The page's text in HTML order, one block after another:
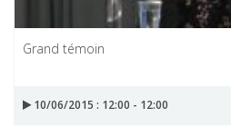
Grand témoin
10/06/2015 : 12:00 - 12:00